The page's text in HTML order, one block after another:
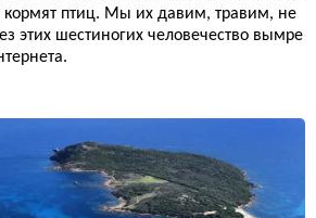
кормят птиц. Мы их давим, травим, не
этих шестиногих человечество вымре